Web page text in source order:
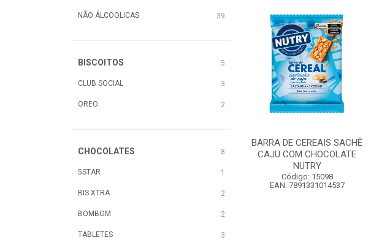
NÃO ÁLCOOLICAS 39
BISCOITOS 5
CLUB SOCIAL 3
OREO 2
CHOCOLATES 8
5STAR 1
BIS XTRA 2
BOMBOM 2
TABLETES 3
BARRA DE CEREAIS SACHÊ
CAJU COM CHOCOLATE
NUTRY
Código: 15098
EAN: 7891331014537